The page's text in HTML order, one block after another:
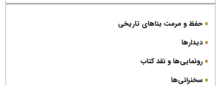
حفظ و مرمت بناهای تاریخی
دیدارها
رونمایی‌ها و نقد کتاب
سخنرانی‌ها